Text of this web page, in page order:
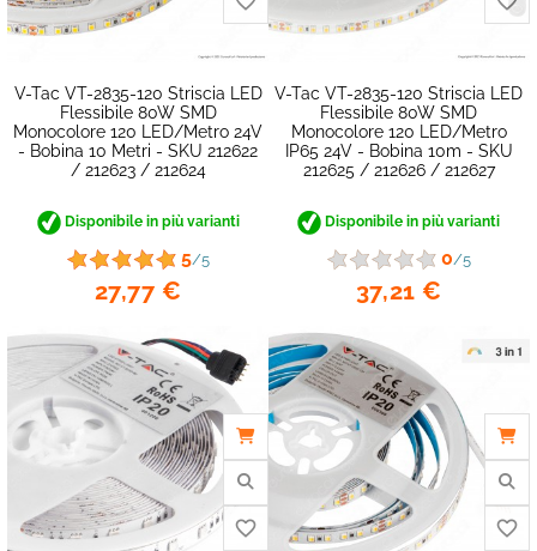
V-Tac VT-2835-120 Striscia LED
Flessibile 80W SMD
Monocolore 120 LED/metro 24V
- Bobina 10 Metri - SKU 212622
/ 212623 / 212624
Disponibile in più varianti
5/5
27,77 €
V-Tac VT-2835-120 Striscia LED
Flessibile 80W SMD
Monocolore 120 LED/metro
IP65 24V - Bobina 10m - SKU
212625 / 212626 / 212627
Disponibile in più varianti
0/5
37,21 €